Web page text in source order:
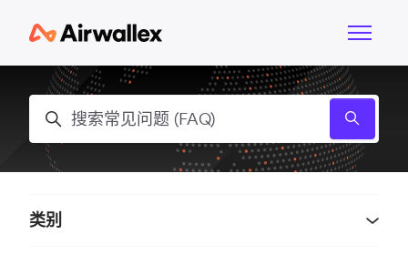
切换导
搜索
类别